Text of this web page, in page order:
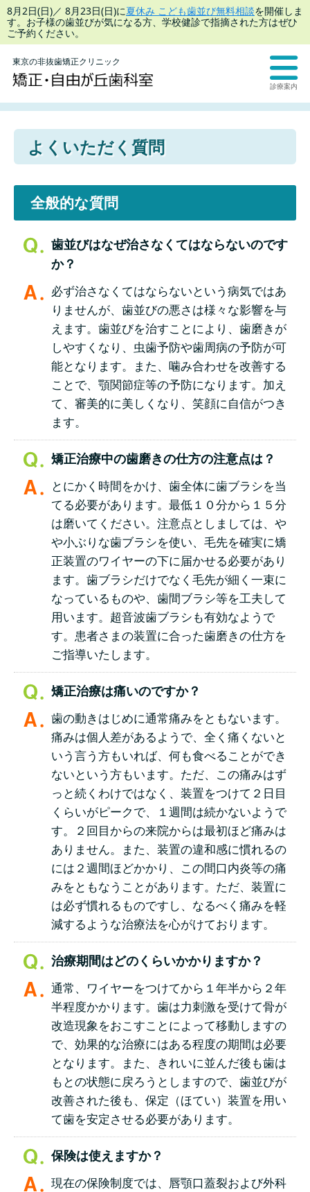
8月2日(日)／ 8月23日(日)に夏休み こども歯並び無料相談を開催しま
す。お子様の歯並びが気になる方、学校健診で指摘された方はぜひ
ご予約ください。
東京の非抜歯矯正クリニック
診療案内
よくいただく質問
全般的な質問
歯並びはなぜ治さなくてはならないのです
か？
必ず治さなくてはならないという病気ではあ
りませんが、歯並びの悪さは様々な影響を与
えます。歯並びを治すことにより、歯磨きが
しやすくなり、虫歯予防や歯周病の予防が可
能となります。また、噛み合わせを改善する
ことで、顎関節症等の予防になります。加え
て、審美的に美しくなり、笑顔に自信がつき
ます。
矯正治療中の歯磨きの仕方の注意点は？
とにかく時間をかけ、歯全体に歯ブラシを当
てる必要があります。最低１０分から１５分
は磨いてください。注意点としましては、や
や小ぶりな歯ブラシを使い、毛先を確実に矯
正装置のワイヤーの下に届かせる必要があり
ます。歯ブラシだけでなく毛先が細く一束に
なっているものや、歯間ブラシ等を工夫して
用います。超音波歯ブラシも有効なようで
す。患者さまの装置に合った歯磨きの仕方を
ご指導いたします。
矯正治療は痛いのですか？
歯の動きはじめに通常痛みをともないます。
痛みは個人差があるようで、全く痛くないと
いう言う方もいれば、何も食べることができ
ないという方もいます。ただ、この痛みはず
っと続くわけではなく、装置をつけて２日目
くらいがピークで、１週間は続かないようで
す。２回目からの来院からは最初ほど痛みは
ありません。また、装置の違和感に慣れるの
には２週間ほどかかり、この間口内炎等の痛
みをともなうことがあります。ただ、装置に
は必ず慣れるものですし、なるべく痛みを軽
減するような治療法を心がけております。
治療期間はどのくらいかかりますか？
通常、ワイヤーをつけてから１年半から２年
半程度かかります。歯は力刺激を受けて骨が
改造現象をおこすことによって移動しますの
で、効果的な治療にはある程度の期間は必要
となります。また、きれいに並んだ後も歯は
もとの状態に戻ろうとしますので、歯並びが
改善された後も、保定（ほてい）装置を用い
て歯を安定させる必要があります。
保険は使えますか？
現在の保険制度では、唇顎口蓋裂および外科